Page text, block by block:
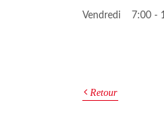
Vendredi 7:00 -
Retour